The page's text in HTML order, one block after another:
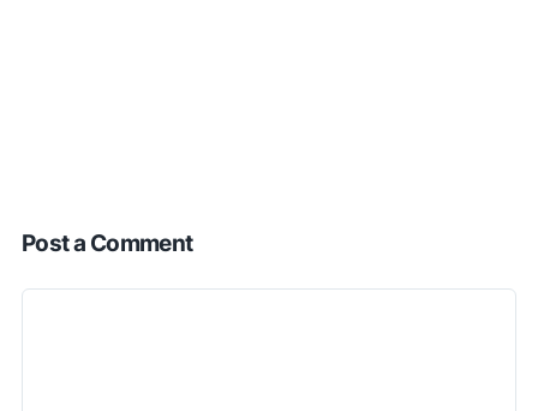
Post a Comment